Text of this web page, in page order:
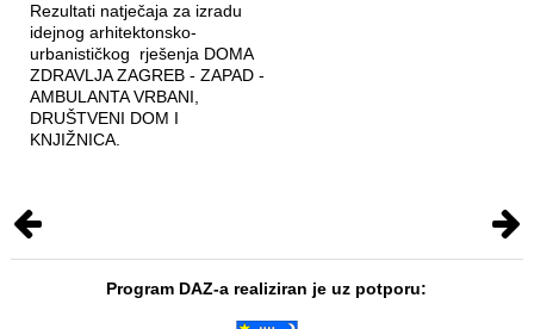
Rezultati natječaja za izradu
idejnog arhitektonsko-
urbanističkog rješenja DOMA
ZDRAVLJA ZAGREB - ZAPAD -
AMBULANTA VRBANI,
DRUŠTVENI DOM I
KNJIŽNICA.
Program DAZ-a realiziran je uz potporu: